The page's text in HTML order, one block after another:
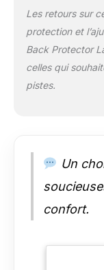
Les retours sur
protection et
Back Protector
celles qui
pistes.
Un
confort.